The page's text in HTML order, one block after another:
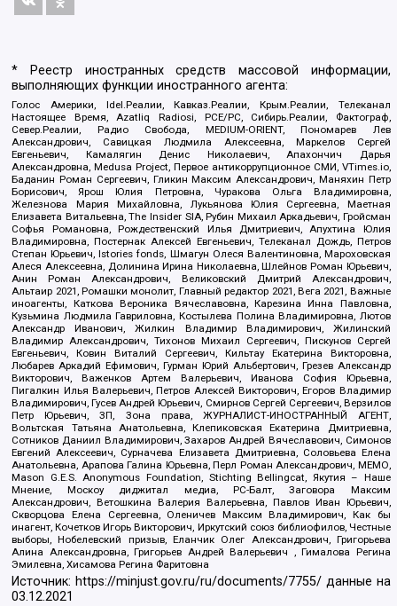
* Реестр иностранных средств массовой информации,
выполняющих функции иностранного агента:
Голос Америки, Idel.Реалии, Кавказ.Реалии, Крым.Реалии, Телеканал
Настоящее Время, Azatliq Radiosi, PCE/PC, Сибирь.Реалии, Фактограф,
Север.Реалии, Радио Свобода, MEDIUM-ORIENT, Пономарев Лев
Александрович, Савицкая Людмила Алексеевна, Маркелов Сергей
Евгеньевич, Камалягин Денис Николаевич, Апахончич Дарья
Александровна, Medusa Project, Первое антикоррупционное СМИ, VTimes.io,
Баданин Роман Сергеевич, Гликин Максим Александрович, Маняхин Петр
Борисович, Ярош Юлия Петровна, Чуракова Ольга Владимировна,
Железнова Мария Михайловна, Лукьянова Юлия Сергеевна, Маетная
Елизавета Витальевна, The Insider SIA, Рубин Михаил Аркадьевич, Гройсман
Софья Романовна, Рождественский Илья Дмитриевич, Апухтина Юлия
Владимировна, Постернак Алексей Евгеньевич, Телеканал Дождь, Петров
Степан Юрьевич, Istories fonds, Шмагун Олеся Валентиновна, Мароховская
Алеся Алексеевна, Долинина Ирина Николаевна, Шлейнов Роман Юрьевич,
Анин Роман Александрович, Великовский Дмитрий Александрович,
Альтаир 2021, Ромашки монолит, Главный редактор 2021, Вега 2021, Важные
иноагенты, Каткова Вероника Вячеславовна, Карезина Инна Павловна,
Кузьмина Людмила Гавриловна, Костылева Полина Владимировна, Лютов
Александр Иванович, Жилкин Владимир Владимирович, Жилинский
Владимир Александрович, Тихонов Михаил Сергеевич, Пискунов Сергей
Евгеньевич, Ковин Виталий Сергеевич, Кильтау Екатерина Викторовна,
Любарев Аркадий Ефимович, Гурман Юрий Альбертович, Грезев Александр
Викторович, Важенков Артем Валерьевич, Иванова София Юрьевна,
Пигалкин Илья Валерьевич, Петров Алексей Викторович, Егоров Владимир
Владимирович, Гусев Андрей Юрьевич, Смирнов Сергей Сергеевич, Верзилов
Петр Юрьевич, ЗП, Зона права, ЖУРНАЛИСТ-ИНОСТРАННЫЙ АГЕНТ,
Вольтская Татьяна Анатольевна, Клепиковская Екатерина Дмитриевна,
Сотников Даниил Владимирович, Захаров Андрей Вячеславович, Симонов
Евгений Алексеевич, Сурначева Елизавета Дмитриевна, Соловьева Елена
Анатольевна, Арапова Галина Юрьевна, Перл Роман Александрович, МЕМО,
Mason G.E.S. Anonymous Foundation, Stichting Bellingcat, Якутия – Наше
Мнение, Москоу диджитал медиа, РС-Балт, Заговора Максим
Александрович, Ветошкина Валерия Валерьевна, Павлов Иван Юрьевич,
Скворцова Елена Сергеевна, Оленичев Максим Владимирович, Как бы
инагент, Кочетков Игорь Викторович, Иркутский союз библиофилов, Честные
выборы, Нобелевский призыв, Еланчик Олег Александрович, Григорьева
Алина Александровна, Григорьев Андрей Валерьевич , Гималова Регина
Эмилевна, Хисамова Регина Фаритовна
Источник: https://minjust.gov.ru/ru/documents/7755/ данные на
03.12.2021